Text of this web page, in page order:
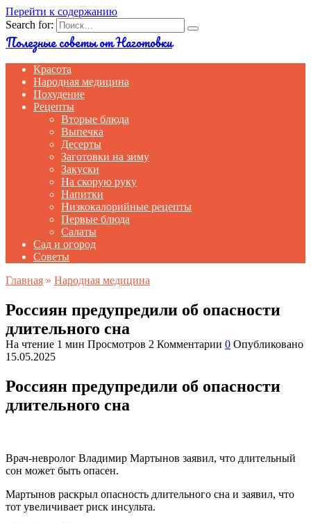
Перейти к содержанию
Search for:
Полезные советы от Наготовки
Красота
Народная медицина
Похудение
Рецепты
Вторые блюда
Выпечка
Десерты
Заготовки на зиму
Закуски
На скорую руку
Напитки
Низкокалорийные рецепты
Первые блюда
Салаты
Сад и огород
Советы
Главная » Народная медицина
Россиян предупредили об опасности
длительного сна
На чтение 1 мин Просмотров 2 Комментарии 0 Опубликовано
15.05.2025
Россиян предупредили об опасности
длительного сна
Врач-невролог Владимир Мартынов заявил, что длительный
сон может быть опасен.
Мартынов раскрыл опасность длительного сна и заявил, что
тот увеличивает риск инсульта.